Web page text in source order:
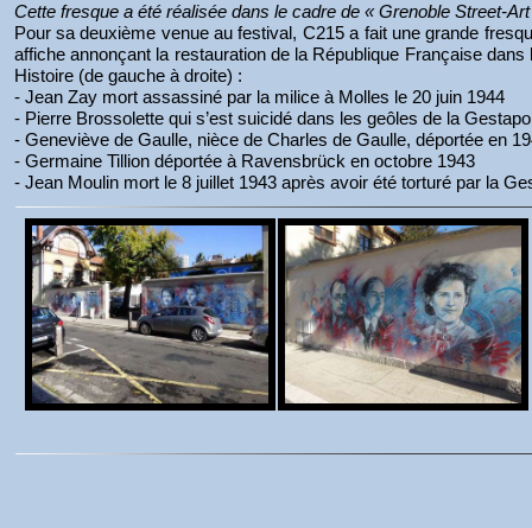
Cette fresque a été réalisée dans le cadre de « Grenoble Street-
Pour sa deuxième venue au festival, C215 a fait une grande
affiche annonçant la restauration de la République Française
Histoire (de gauche à droite) :
- Jean Zay mort assassiné par la milice à Molles le 20 juin 1944
- Pierre Brossolette qui s’est suicidé dans les geôles de la
- Geneviève de Gaulle, nièce de Charles de Gaulle, déportée en
- Germaine Tillion déportée à Ravensbrück en octobre 1943
- Jean Moulin mort le 8 juillet 1943 après avoir été torturé par la